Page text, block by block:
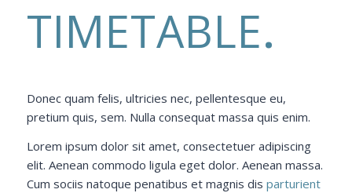
TIMETABLE.
Donec quam felis, ultricies nec, pellentesque eu,
pretium quis, sem. Nulla consequat massa quis enim.
Lorem ipsum dolor sit amet, consectetuer adipiscing
elit. Aenean commodo ligula eget dolor. Aenean massa.
Cum sociis natoque penatibus et magnis dis parturient